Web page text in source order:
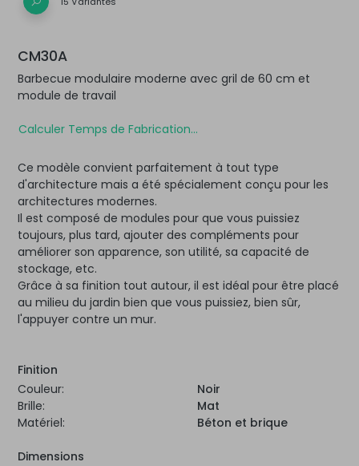
CM30A
Barbecue modulaire moderne avec gril de 60 cm et
module de travail
Calculer Temps de Fabrication...
Ce modèle convient parfaitement à tout type
d'architecture mais a été spécialement conçu pour les
architectures modernes.
Il est composé de modules pour que vous puissiez
toujours, plus tard, ajouter des compléments pour
améliorer son apparence, son utilité, sa capacité de
stockage, etc.
Grâce à sa finition tout autour, il est idéal pour être placé
au milieu du jardin bien que vous puissiez, bien sûr,
l'appuyer contre un mur.
Finition
Couleur:
Noir
Brille:
Mat
Matériel:
Béton et brique
Dimensions